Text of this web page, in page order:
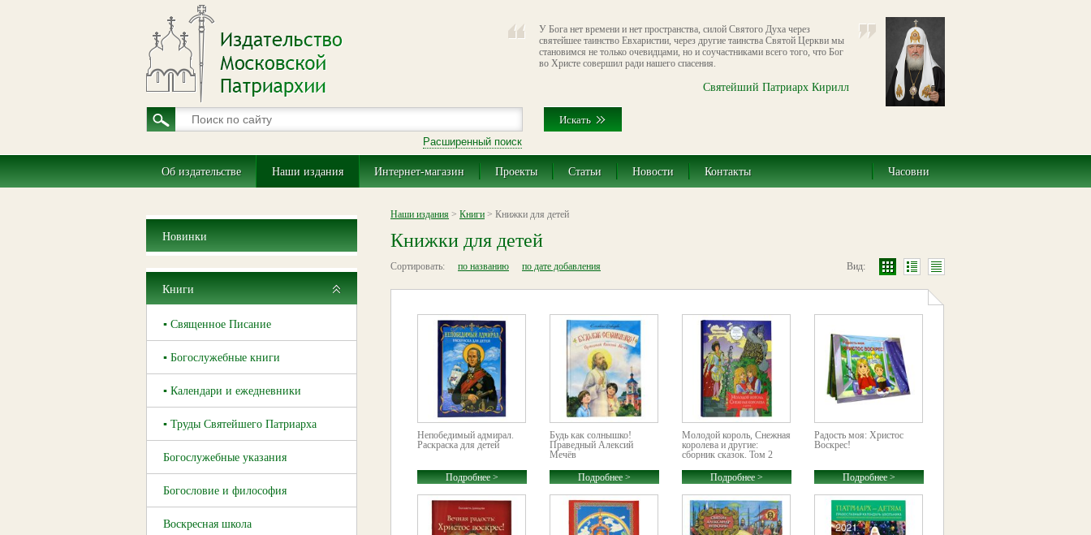
У Бога нет времени и нет пространства, силой Святого Духа через
святейшее таинство Евхаристии, через другие таинства Святой Церкви мы
становимся не только очевидцами, но и соучастниками всего того, что Бог
во Христе совершил ради нашего спасения.
Святейший Патриарх Кирилл
Расширенный поиск
Об издательстве Наши издания Интернет-магазин Проекты Статьи Новости Контакты Часовни
Новинки
Книги
▪ Священное Писание
▪ Богослужебные книги
▪ Календари и ежедневники
▪ Труды Святейшего Патриарха
Богослужебные указания
Богословие и философия
Воскресная школа
Наши издания > Книги > Книжки для детей
Книжки для детей
Сортировать: Вид:
по названию по дате добавления
Непобедимый адмирал.
Раскраска для детей
Подробнее >
Будь как солнышко!
Праведный Алексий
Мечёв
Подробнее >
Молодой король, Снежная
королева и другие:
сборник сказок. Том 2
Подробнее >
Радость моя: Христос
Воскрес!
Подробнее >